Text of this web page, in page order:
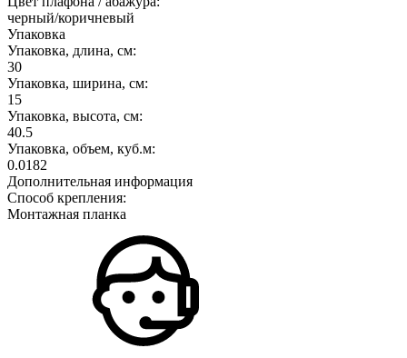
черный/коричневый
Упаковка
Упаковка, длина, см:
30
Упаковка, ширина, см:
15
Упаковка, высота, см:
40.5
Упаковка, объем, куб.м:
0.0182
Дополнительная информация
Способ крепления:
Монтажная планка